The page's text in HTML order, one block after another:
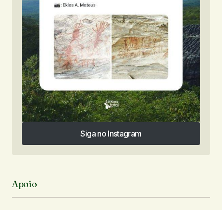
Siga no Instagram
Siga no Instagram
Apoio